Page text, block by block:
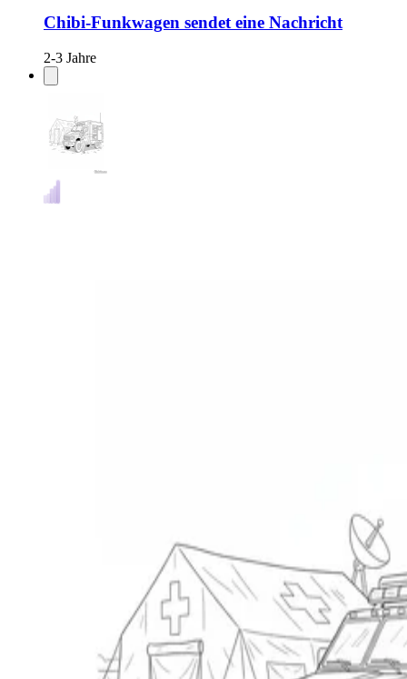
Chibi-Funkwagen sendet eine Nachricht
2-3 Jahre